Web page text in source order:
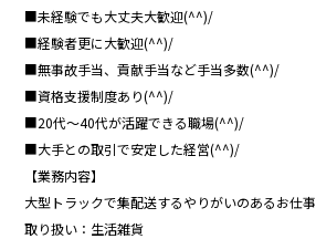
■未経験でも大丈夫大歓迎(^^)/
■経験者更に大歓迎(^^)/
■無事故手当、貢献手当など手当多数(^^)/
■資格支援制度あり(^^)/
■20代～40代が活躍できる職場(^^)/
■大手との取引で安定した経営(^^)/
【業務内容】
大型トラックで集配送するやりがいのあるお仕事
取り扱い：生活雑貨